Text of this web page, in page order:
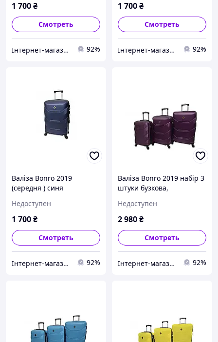
1 700₴
Смотреть
Інтернет-магазин "Для Вас" 92%
1 700₴
Смотреть
Інтернет-магазин "Для Вас" 92%
Валіза Bonro 2019
(середня ) синя
Недоступен
1 700₴
Смотреть
Інтернет-магазин "Для Вас" 92%
Валіза Bonro 2019 набір 3
штуки бузкова,
Недоступен
2 980₴
Смотреть
Інтернет-магазин "Для Вас" 92%